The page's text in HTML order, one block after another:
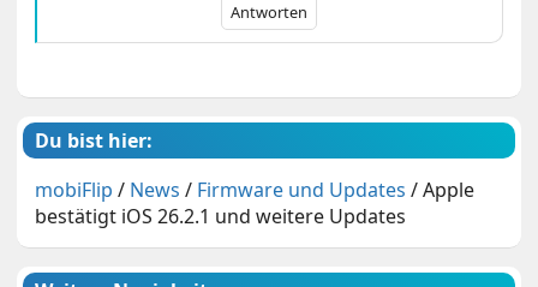
Antworten
Du bist hier:
mobiFlip / News / Firmware und Updates /Apple
bestätigt iOS 26.2.1 und weitere Updates